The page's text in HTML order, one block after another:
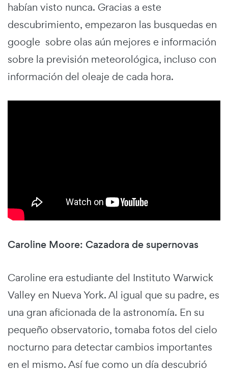
habían visto nunca. Gracias a este
descubrimiento, empezaron las busquedas en
google sobre olas aún mejores e información
sobre la previsión meteorológica, incluso con
información del oleaje de cada hora.
Caroline Moore: Cazadora de supernovas
Caroline era estudiante del Instituto Warwick
Valley en Nueva York. Al igual que su padre, es
una gran aficionada de la astronomía. En su
pequeño observatorio, tomaba fotos del cielo
nocturno para detectar cambios importantes
en el mismo. Así fue como un día descubrió